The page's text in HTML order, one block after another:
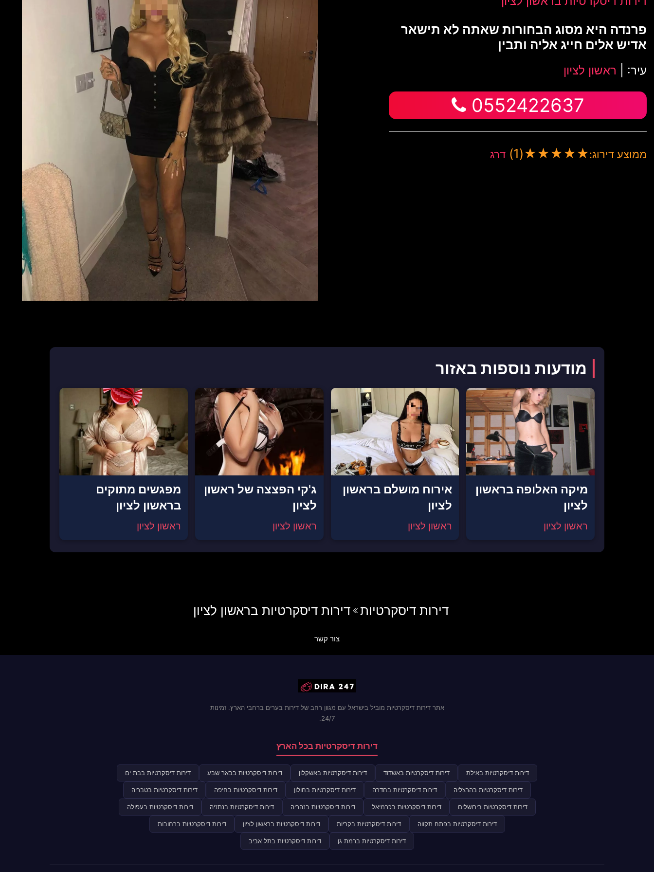
פרנדה היא מסוג הבחורות שאתה לא תישאר
אדיש אלים חייג אליה ותבין
עיר: | ראשון לציון
0552422637
ממוצע דירוג:★
★
★
★
★
(1) דרג
מודעות נוספות באזור
מיקה האלופה בראשון
לציון
ראשון לציון
אירוח מושלם בראשון
לציון
ראשון לציון
ג'קי הפצצה של ראשון
לציון
ראשון לציון
מפגשים מתוקים
בראשון לציון
ראשון לציון
דירות דיסקרטיות דירות דיסקרטיות בראשון לציון
צור קשר
אתר דירות דיסקרטיות מוביל בישראל עם מגוון רחב של דירות בערים ברחבי הארץ. זמינות
24/7.
דירות דיסקרטיות בכל הארץ
דירות דיסקרטיות באילת דירות דיסקרטיות באשדוד דירות דיסקרטיות באשקלון דירות דיסקרטיות בבאר שבע דירות דיסקרטיות בבת ים
דירות דיסקרטיות בהרצליה דירות דיסקרטיות בחדרה דירות דיסקרטיות בחולון דירות דיסקרטיות בחיפה דירות דיסקרטיות בטבריה
דירות דיסקרטיות בירושלים דירות דיסקרטיות בכרמיאל דירות דיסקרטיות בנהריה דירות דיסקרטיות בנתניה דירות דיסקרטיות בעפולה
דירות דיסקרטיות בפתח תקווה דירות דיסקרטיות בקריות דירות דיסקרטיות בראשון לציון דירות דיסקרטיות ברחובות
דירות דיסקרטיות ברמת גן דירות דיסקרטיות בתל אביב